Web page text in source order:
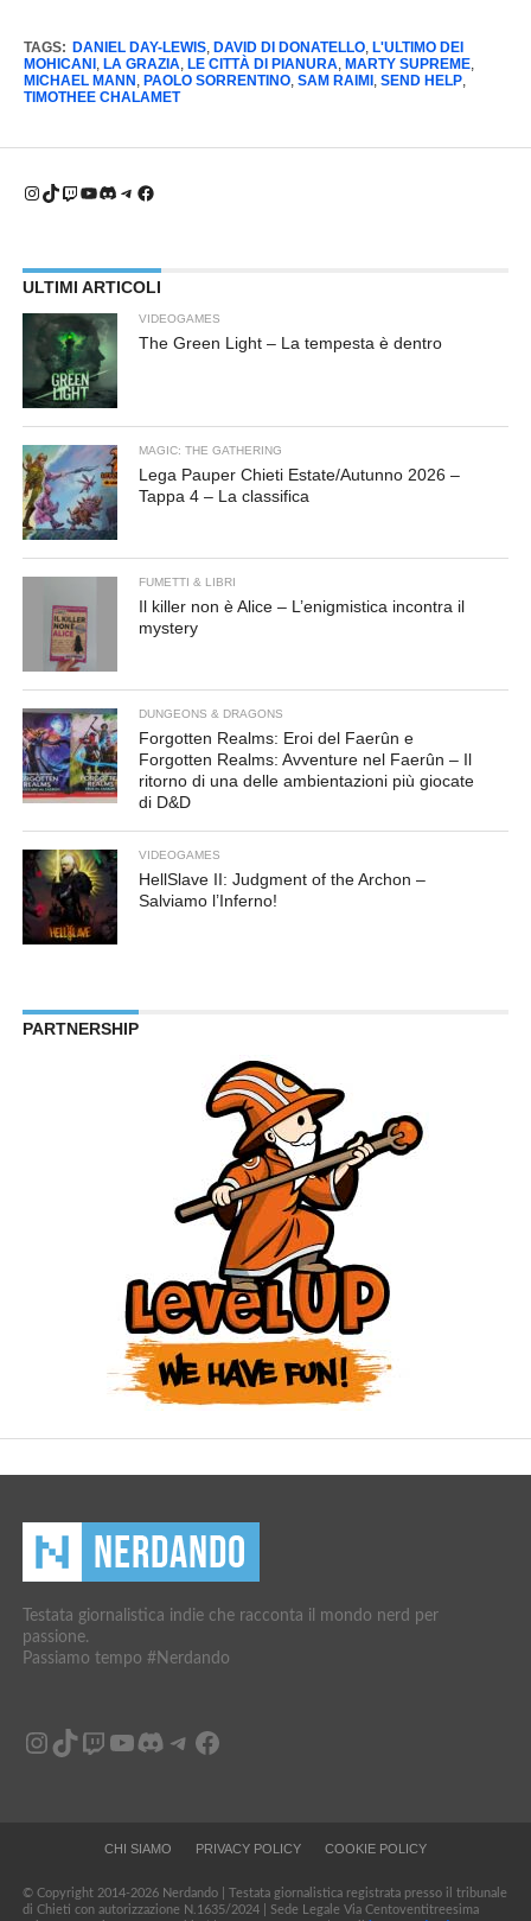
TAGS: DANIEL DAY-LEWIS, DAVID DI DONATELLO, L'ULTIMO DEI
MOHICANI , LA GRAZIA, LE CITTÀ DI PIANURA, MARTY SUPREME,
MICHAEL MANN , PAOLO SORRENTINO, SAM RAIMI , SEND HELP,
TIMOTHEE CHALAMET
Instagram
TikTok
Twitch
YouTube
Discord
Telegram
Facebook
ULTIMI ARTICOLI
VIDEOGAMES
The Green Light – La tempesta è dentro
MAGIC: THE GATHERING
Lega Pauper Chieti Estate/Autunno 2026 –
Tappa 4 – La classifica
FUMETTI & LIBRI
Il killer non è Alice – L’enigmistica incontra il
mystery
DUNGEONS & DRAGONS
Forgotten Realms: Eroi del Faerûn e
Forgotten Realms: Avventure nel Faerûn – Il
ritorno di una delle ambientazioni più giocate
di D&D
VIDEOGAMES
HellSlave II: Judgment of the Archon –
Salviamo l’Inferno!
PARTNERSHIP
Testata giornalistica indie che racconta il mondo nerd per
passione.
Passiamo tempo #Nerdando
Instagram
TikTok
Twitch
YouTube
Discord
Telegram
Facebook
CHI SIAMO PRIVACY POLICY COOKIE POLICY
© Copyright 2014-2026 Nerdando | Testata giornalistica registrata presso il tribunale
di Chieti con autorizzazione N.1635/2024 | Sede Legale Via Centoventitreesima